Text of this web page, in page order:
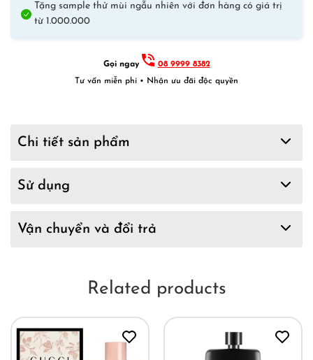
Tặng sample thử mùi ngẫu nhiên với đơn hàng có giá trị
từ 1.000.000
Gọi ngay
08 9999 8382
Tư vấn miễn phí • Nhận ưu đãi độc quyền
Chi tiết sản phẩm
Sử dụng
Vận chuyển và đổi trả
Related products